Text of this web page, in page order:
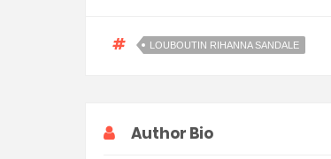
LOUBOUTIN RIHANNA SANDALE
Author Bio